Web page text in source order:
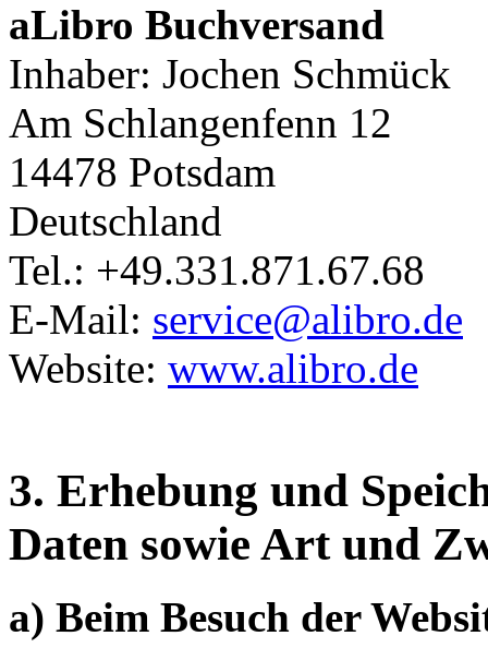
aLibro Buchversand
Inhaber: Jochen Schmück
Am Schlangenfenn 12
14478 Potsdam
Deutschland
Tel.: +49.331.871.67.68
E-Mail: service@alibro.de
Website: www.alibro.de
3. Erhebung und
Daten sowie Art und
a) Beim Besuch der